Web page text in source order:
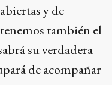
y de
también el
su verdadera
de acompañar